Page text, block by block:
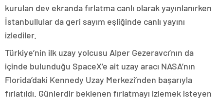
kurulan dev ekranda fırlatma canlı olarak yayınlanırken
İstanbullular da geri sayım eşliğinde canlı yayını
izlediler.
Türkiye’nin ilk uzay yolcusu Alper Gezeravcı’nın da
içinde bulunduğu SpaceX’e ait uzay aracı NASA’nın
Florida’daki Kennedy Uzay Merkezi’nden başarıyla
fırlatıldı. Günlerdir beklenen fırlatmayı izlemek isteyen